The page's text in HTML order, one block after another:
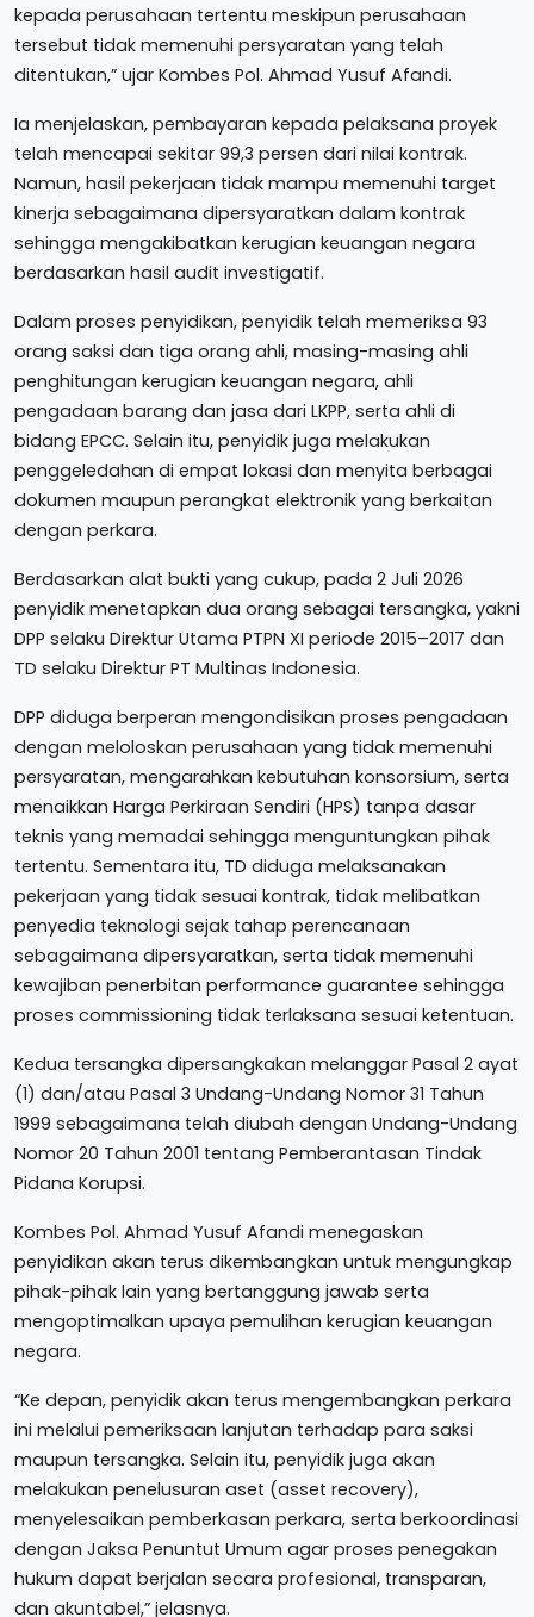
kepada perusahaan tertentu meskipun perusahaan
tersebut tidak memenuhi persyaratan yang telah
ditentukan,” ujar Kombes Pol. Ahmad Yusuf Afandi.
Ia menjelaskan, pembayaran kepada pelaksana proyek
telah mencapai sekitar 99,3 persen dari nilai kontrak.
Namun, hasil pekerjaan tidak mampu memenuhi target
kinerja sebagaimana dipersyaratkan dalam kontrak
sehingga mengakibatkan kerugian keuangan negara
berdasarkan hasil audit investigatif.
Dalam proses penyidikan, penyidik telah memeriksa 93
orang saksi dan tiga orang ahli, masing-masing ahli
penghitungan kerugian keuangan negara, ahli
pengadaan barang dan jasa dari LKPP, serta ahli di
bidang EPCC. Selain itu, penyidik juga melakukan
penggeledahan di empat lokasi dan menyita berbagai
dokumen maupun perangkat elektronik yang berkaitan
dengan perkara.
Berdasarkan alat bukti yang cukup, pada 2 Juli 2026
penyidik menetapkan dua orang sebagai tersangka, yakni
DPP selaku Direktur Utama PTPN XI periode 2015–2017 dan
TD selaku Direktur PT Multinas Indonesia.
DPP diduga berperan mengondisikan proses pengadaan
dengan meloloskan perusahaan yang tidak memenuhi
persyaratan, mengarahkan kebutuhan konsorsium, serta
menaikkan Harga Perkiraan Sendiri (HPS) tanpa dasar
teknis yang memadai sehingga menguntungkan pihak
tertentu. Sementara itu, TD diduga melaksanakan
pekerjaan yang tidak sesuai kontrak, tidak melibatkan
penyedia teknologi sejak tahap perencanaan
sebagaimana dipersyaratkan, serta tidak memenuhi
kewajiban penerbitan performance guarantee sehingga
proses commissioning tidak terlaksana sesuai ketentuan.
Kedua tersangka dipersangkakan melanggar Pasal 2 ayat
(1) dan/atau Pasal 3 Undang-Undang Nomor 31 Tahun
1999 sebagaimana telah diubah dengan Undang-Undang
Nomor 20 Tahun 2001 tentang Pemberantasan Tindak
Pidana Korupsi.
Kombes Pol. Ahmad Yusuf Afandi menegaskan
penyidikan akan terus dikembangkan untuk mengungkap
pihak-pihak lain yang bertanggung jawab serta
mengoptimalkan upaya pemulihan kerugian keuangan
negara.
“Ke depan, penyidik akan terus mengembangkan perkara
ini melalui pemeriksaan lanjutan terhadap para saksi
maupun tersangka. Selain itu, penyidik juga akan
melakukan penelusuran aset (asset recovery),
menyelesaikan pemberkasan perkara, serta berkoordinasi
dengan Jaksa Penuntut Umum agar proses penegakan
hukum dapat berjalan secara profesional, transparan,
dan akuntabel,” jelasnya.